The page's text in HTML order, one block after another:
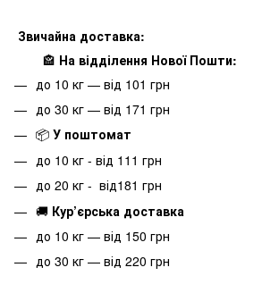
Звичайна доставка:
🏤 На відділення Нової Пошти:
до 10 кг — від 101 грн
до 30 кг — від 171 грн
📦 У поштомат
до 10 кг - від 111 грн
до 20 кг - від181 грн
🚚 Кур’єрська доставка
до 10 кг — від 150 грн
до 30 кг — від 220 грн